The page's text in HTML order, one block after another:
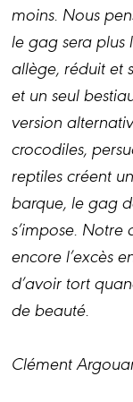
moins. Nous
le gag sera plus
allège, réduit et
et un seul
version
crocodiles,
reptiles créent
barque, le gag
s’impose.
encore l’excès
d’avoir tort
de beauté.
Clément